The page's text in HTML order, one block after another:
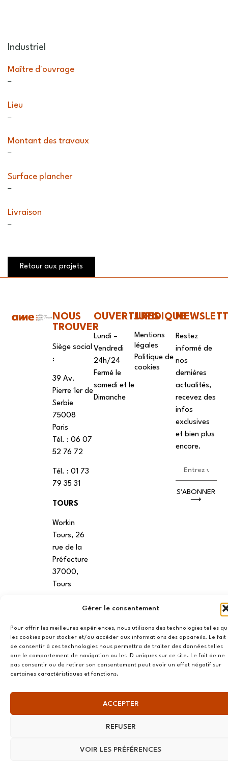
Gérer le consentement
Pour offrir les meilleures expériences, nous utilisons des technologies telles
les cookies pour stocker et/ou accéder aux informations des appareils. Le fait
de consentir à ces technologies nous permettra de traiter des données telles
que le comportement de navigation ou les ID uniques sur ce site. Le fait de ne
pas consentir ou de retirer son consentement peut avoir un effet négatif sur
certaines caractéristiques et fonctions.
ACCEPTER
REFUSER
VOIR LES PRÉFÉRENCES
Industriel
Maître d'ouvrage
–
Lieu
–
Montant des travaux
–
Surface plancher
–
Livraison
–
Retour aux projets
NOUS
TROUVER
Siège social
:
39 Av.
Pierre 1er de
Serbie
75008
Paris
Tél. : ‭06 07
52 76 72
Tél. : 01 73
79 35 31
TOURS
Workin
Tours, 26
rue de la
Préfecture
37000,
Tours
VANNES
39 RUE du
Douët Neuf
56270
Ploemeur
OUVERTURES
Lundi –
Vendredi
24h/24
Fermé le
samedi et le
Dimanche
JURIDIQUE
Mentions
légales
Politique de
cookies
Restez
informé de
nos
dernières
actualités,
recevez des
infos
exclusives
et bien plus
encore.
S'ABONNER
⟶